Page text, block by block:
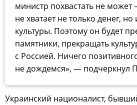
министр похвастать не может
не хватает не только денег,
культуры. Поэтому он будет
памятники, прекращать
с Россией. Ничего
не дождемся», — подчеркнул
Украинский националист,